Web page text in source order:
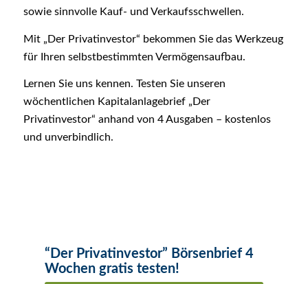
sowie sinnvolle Kauf- und Verkaufsschwellen.
Mit „Der Privatinvestor“ bekommen Sie das Werkzeug
für Ihren selbstbestimmten Vermögensaufbau.
Lernen Sie uns kennen. Testen Sie unseren
wöchentlichen Kapitalanlagebrief „Der
Privatinvestor“ anhand von 4 Ausgaben – kostenlos
und unverbindlich.
“Der Privatinvestor” Börsenbrief 4
Wochen gratis testen!